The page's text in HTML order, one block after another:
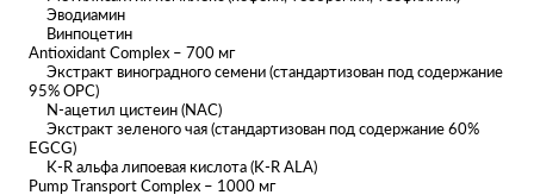
Эводиамин
Винпоцетин
Antioxidant Complex – 700 мг
Экстракт виноградного семени (стандартизован под содержание
95% OPC)
N-ацетил цистеин (NAC)
Экстракт зеленого чая (стандартизован под содержание 60%
EGCG)
K-R альфа липоевая кислота (K-R ALA)
Pump Transport Complex – 1000 мг